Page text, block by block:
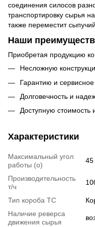
соединения силосов
транспортировку сырья
также переместит
Наши
Приобретая продукцию
Несложную
Гарантию и
Долговечность и
Доступную стоимость
Характеристики
Максимальный угол
работы (o)
45
Производительность
т/ч
Тип короба ТС
Наличие реверса
движения сырья